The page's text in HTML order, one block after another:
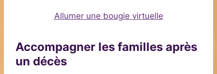
Allumer une bougie virtuelle
Accompagner les familles après
un décès